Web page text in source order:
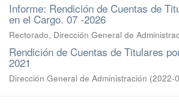
Informe: Rendición de Cuentas de
en el Cargo. 07 -2026
Rectorado, Dirección General de
Rendición de Cuentas de Titulares
2021
Dirección General de Administración (2022-